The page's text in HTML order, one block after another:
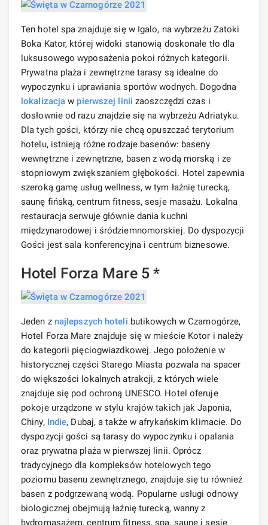
Ten hotel spa znajduje się w Igalo, na wybrzeżu Zatoki
Boka Kator, której widoki stanowią doskonałe tło dla
luksusowego wyposażenia pokoi różnych kategorii.
Prywatna plaża i zewnętrzne tarasy są idealne do
wypoczynku i uprawiania sportów wodnych. Dogodna
lokalizacja w pierwszej linii zaoszczędzi czas i
dosłownie od razu znajdzie się na wybrzeżu Adriatyku.
Dla tych gości, którzy nie chcą opuszczać terytorium
hotelu, istnieją różne rodzaje basenów: baseny
wewnętrzne i zewnętrzne, basen z wodą morską i ze
stopniowym zwiększaniem głębokości. Hotel zapewnia
szeroką gamę usług wellness, w tym łaźnię turecką,
saunę fińską, centrum fitness, sesje masażu. Lokalna
restauracja serwuje głównie dania kuchni
międzynarodowej i śródziemnomorskiej. Do dyspozycji
Gości jest sala konferencyjna i centrum biznesowe.
Hotel Forza Mare 5 *
Jeden z najlepszych hoteli butikowych w Czarnogórze,
Hotel Forza Mare znajduje się w mieście Kotor i należy
do kategorii pięciogwiazdkowej. Jego położenie w
historycznej części Starego Miasta pozwala na spacer
do większości lokalnych atrakcji, z których wiele
znajduje się pod ochroną UNESCO. Hotel oferuje
pokoje urządzone w stylu krajów takich jak Japonia,
Chiny, Indie, Dubaj, a także w afrykańskim klimacie. Do
dyspozycji gości są tarasy do wypoczynku i opalania
oraz prywatna plaża w pierwszej linii. Oprócz
tradycyjnego dla kompleksów hotelowych tego
poziomu basenu zewnętrznego, znajduje się tu również
basen z podgrzewaną wodą. Popularne usługi odnowy
biologicznej obejmują łaźnię turecką, wanny z
hydromasażem, centrum fitness, spa, saunę i sesje